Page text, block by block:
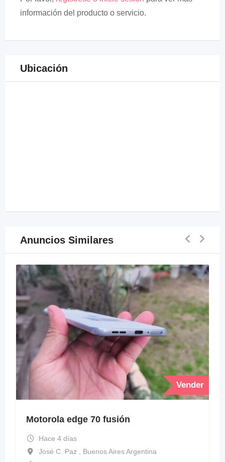
información del producto o servicio.
Ubicación
Anuncios Similares
Vender
Motorola edge 70 fusión
Hace 4 días
José C. Paz , Buenos Aires Argentina